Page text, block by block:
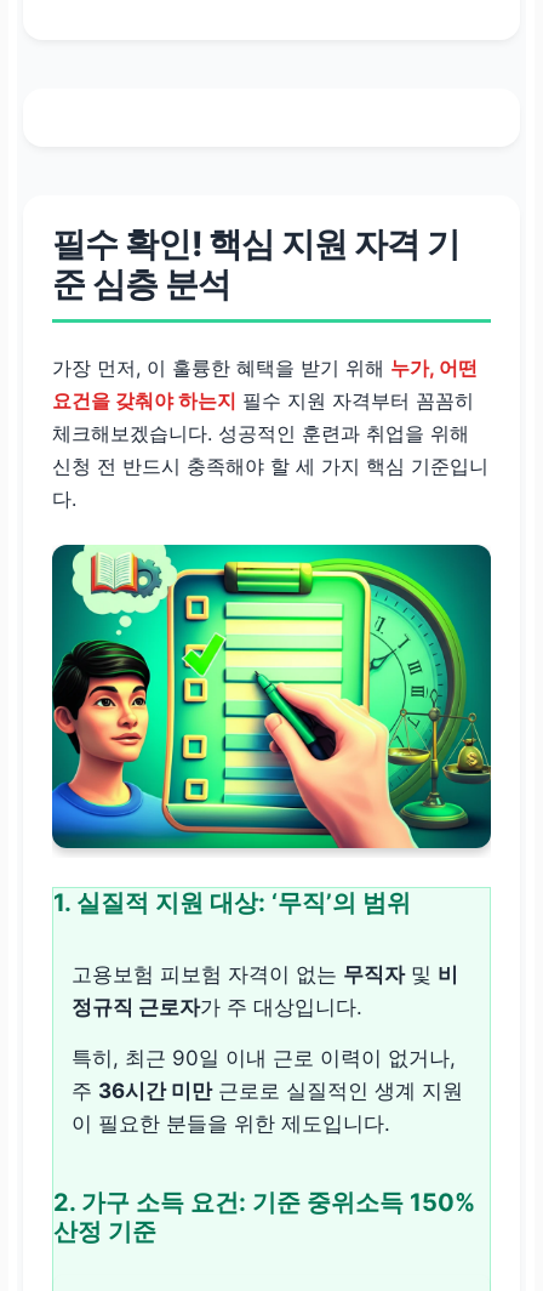
필수 확인! 핵심 지원 자격 기
준 심층 분석
가장 먼저, 이 훌륭한 혜택을 받기 위해 누가, 어떤
요건을 갖춰야 하는지 필수 지원 자격부터 꼼꼼히
체크해보겠습니다. 성공적인 훈련과 취업을 위해
신청 전 반드시 충족해야 할 세 가지 핵심 기준입니
다.
1. 실질적 지원 대상: ‘무직’의 범위
고용보험 피보험 자격이 없는 무직자및 비
정규직 근로자가 주 대상입니다.
특히, 최근 90일 이내 근로 이력이 없거나,
주 36시간 미만근로로 실질적인 생계 지원
이 필요한 분들을 위한 제도입니다.
2. 가구 소득 요건: 기준 중위소득 150%
산정 기준